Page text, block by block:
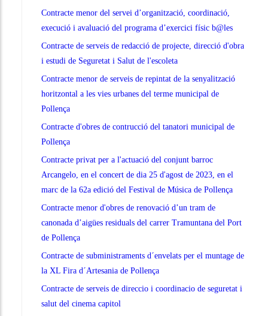
Contracte menor del servei d’organització, coordinació,
execució i avaluació del programa d’exercici físic b@les
Contracte de serveis de redacció de projecte, direcció d'obra
i estudi de Seguretat i Salut de l'escoleta
Contracte menor de serveis de repintat de la senyalització
horitzontal a les vies urbanes del terme municipal de
Pollença
Contracte d'obres de contrucció del tanatori municipal de
Pollença
Contracte privat per a l'actuació del conjunt barroc
Arcangelo, en el concert de dia 25 d'agost de 2023, en el
marc de la 62a edició del Festival de Música de Pollença
Contracte menor d'obres de renovació d’un tram de
canonada d’aigües residuals del carrer Tramuntana del Port
de Pollença
Contracte de subministraments d´envelats per el muntage de
la XL Fira d´Artesania de Pollença
Contracte de serveis de direccio i coordinacio de seguretat i
salut del cinema capitol